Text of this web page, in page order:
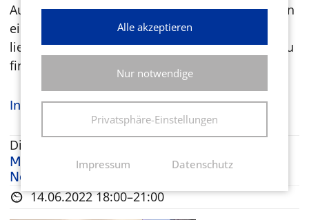
Ausflug in das Landgasthaus „Dorfkrug Lutter“. In
einem historischen Fachwerkhaus sind helle,
liebevoll rustikal eingerichtete Räumlichkeiten zu
finden – ein wirklicher Geheimtipp!
Infos & Anmeldung »
Dienstag, 14.06.2022
MITTEN INS HA[E]RZ: Zukunftsperspektive
Nachhaltigkeit
14.06.2022 18:00–21:00
Alle akzeptieren
Nur notwendige
Privatsphäre-Einstellungen
Impressum Datenschutz